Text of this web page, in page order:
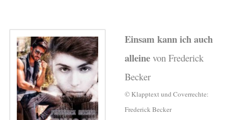
Einsam kann ich auch
alleinevon Frederick
Becker
© Klapptext und Coverrechte:
Frederick Becker